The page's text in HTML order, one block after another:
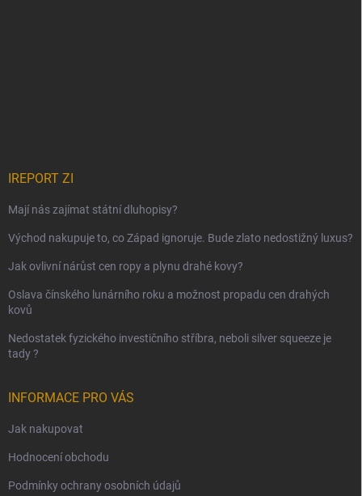
IREPORT ZI
Mají nás zajímat státní dluhopisy?
Východ nakupuje to, co Západ ignoruje. Bude zlato nedostižný luxus?
Jak ovlivní nárůst cen ropy a plynu drahé kovy?
Oslava čínského lunárního roku a možnost propadu cen drahých
kovů
Nedostatek fyzického investičního stříbra, neboli silver squeeze je
tady ?
INFORMACE PRO VÁS
Jak nakupovat
Hodnocení obchodu
Podmínky ochrany osobních údajů